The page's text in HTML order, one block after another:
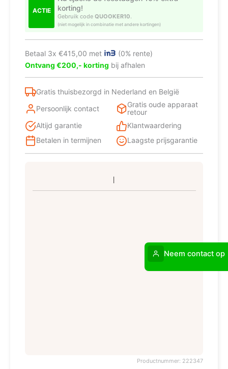
CHROOM
3CFSCHR
aantal
ACTIE
korting!
Gebruik codeQUOOKER10.
(niet mogelijk in combinatie met andere kortingen)
Betaal 3x €415,00 met
(0% rente)
Ontvang €200,- korting bij afhalen
Gratis thuisbezorgd in Nederland en België
Persoonlijk contact
Gratis oude apparaat
retour
Altijd garantie
Klantwaardering
Betalen in termijnen
Laagste prijsgarantie
Productnummer: 222347
Neem contact op